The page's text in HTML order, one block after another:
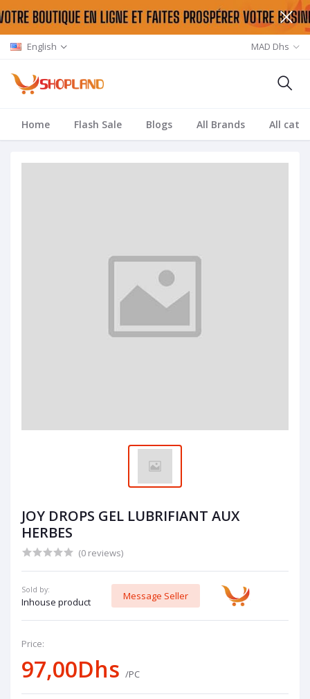
English MAD Dhs
Home Flash Sale Blogs All Brands All
JOY DROPS GEL LUBRIFIANT AUX
HERBES
(0 reviews)
Sold by:
Inhouse product
Message Seller
Price:
97,00Dhs /PC